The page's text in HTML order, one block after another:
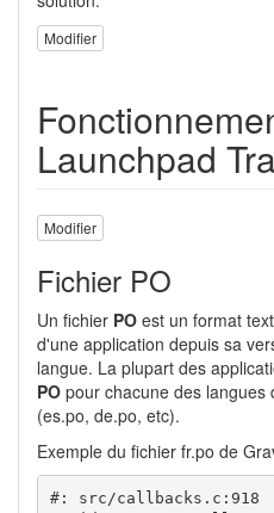
Modifier
Launchpad
Modifier
Fichier PO
Un fichier PO est un format
d'une application depuis sa
langue. La plupart des
PO pour chacune des langues
(es.po, de.po, etc).
Exemple du fichier fr.po de
#: src/callbacks.c:918